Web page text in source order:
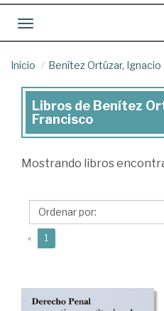
Toggle navigation
Inicio Benítez Ortúzar, Ignacio
Libros
de
Benítez
Ignacio
Francisco
Libros de Benítez
Francisco
Mostrando libros
« 1